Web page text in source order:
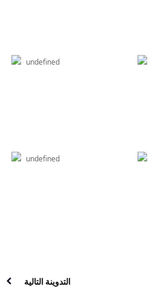
undefined
undefined
التدوينة التالية